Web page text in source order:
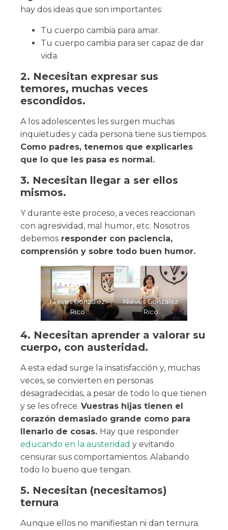
hay dos ideas que son importantes:
Tu cuerpo cambia para amar.
Tu cuerpo cambia para ser capaz de dar
vida.
2. Necesitan expresar sus
temores, muchas veces
escondidos.
A los adolescentes les surgen muchas
inquietudes y cada persona tiene sus tiempos.
Como padres, tenemos que explicarles
que lo que les pasa es normal.
3. Necesitan llegar a ser ellos
mismos.
Y durante este proceso, a veces reaccionan
con agresividad, mal humor, etc. Nosotros
debemos responder con paciencia,
comprensión y sobre todo buen humor.
Nieves González
Rico
Nieves González
Rico
4. Necesitan aprender a valorar su
cuerpo, con austeridad.
A esta edad surge la insatisfacción y, muchas
veces, se convierten en personas
desagradecidas, a pesar de todo lo que tienen
y se les ofrece. Vuestras hijas tienen el
corazón demasiado grande como para
llenarlo de cosas. Hay que responder
educando en la austeridad y evitando
censurar sus comportamientos. Alabando
todo lo bueno que tengan.
5. Necesitan (necesitamos)
ternura
Aunque ellos no manifiestan ni dan ternura.